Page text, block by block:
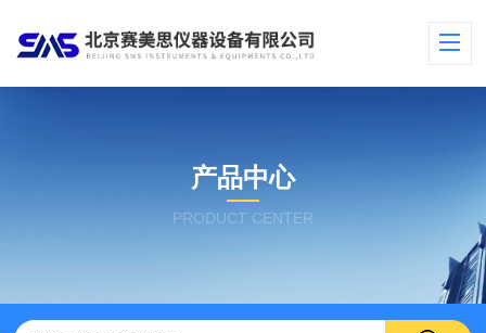
产品中心
PRODUCT CENTER